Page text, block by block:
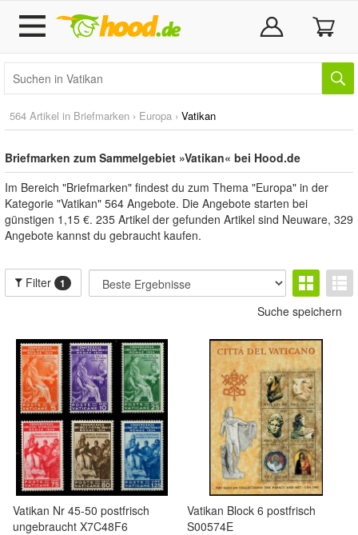
564 Artikel in Briefmarken › Europa › Vatikan
Briefmarken zum Sammelgebiet »Vatikan« bei Hood.de
Im Bereich "Briefmarken" findest du zum Thema "Europa" in der
Kategorie "Vatikan" 564 Angebote. Die Angebote starten bei
günstigen 1,15 €. 235 Artikel der gefunden Artikel sind Neuware, 329
Angebote kannst du gebraucht kaufen.
Filter 1
Suche speichern
Vatikan Nr 45-50 postfrisch
ungebraucht X7C48F6
Vatikan Block 6 postfrisch
S00574E